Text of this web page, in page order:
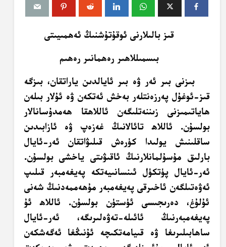
قىز بالىلارنى ئوقۇتۇشنىڭ ئەھمىيىتى
بىسمىللاھىر رەھمانىر رەھىم
بىزنى بىر ئەر ۋە بىر ئايالدىن ياراتقان، بىزگە
قىز-ئوغۇل پەرزەنتلەر بەخش ئەتكەن ۋە ئۇلار بىلەن
ھاياتىمىزنى زىننەتلىگەن ئاللاھقا ھەمدۇسانالار
بولسۇن. ئاللاھ تائالانىڭ غەزەپ ۋە ئازابىدىن
ساقلىنىش يولىدا كۈرەش قىلىۋاتقان ئەر-ئايال
بارلىق مۇسۇلمانلارنىڭ ئاقىۋىتى ياخشى بولسۇن.
ئەر-ئايال پۈتكۈل ئىنسانىيەتكە پەيغەمبەر قىلىپ
ئەۋەتىلگەن ئاخىرقى پەيغەمبەر مۇھەممەدنىڭ شەنى
ئۇلۇغ، دەرىجىسى ئۈستۈن بولسۇن. ئاللاھ ئۇ
پەيغەمبەرنىڭ ئائىلە-تەۋەلىرىگە، ئەر-ئايال
ساھابىلىرىغا ۋە قىيامەتكىچە ئۇنىڭغا ئەگەشكەن